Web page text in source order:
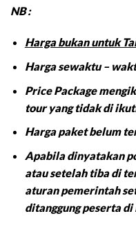
NB :
Harga bukan untuk
Harga sewaktu –
Price Package
tour yang tidak di
Harga paket belum
Apabila dinyatakan
atau setelah tiba di
aturan pemerintah
ditanggung peserta